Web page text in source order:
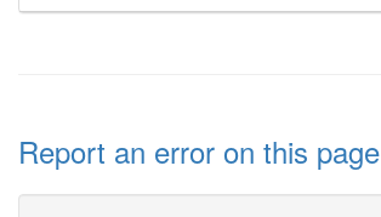
Report an error on this page